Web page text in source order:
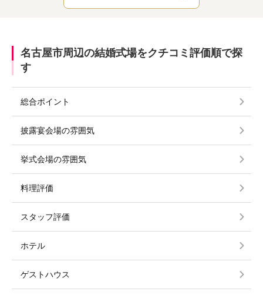
名古屋市周辺の結婚式場をクチコミ評価順で探
す
総合ポイント
披露宴会場の雰囲気
挙式会場の雰囲気
料理評価
スタッフ評価
ホテル
ゲストハウス